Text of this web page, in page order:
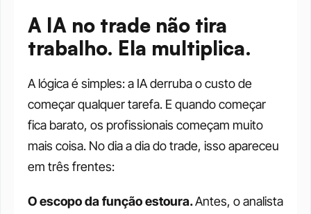
A IA no trade não tira
trabalho. Ela multiplica.
A lógica é simples: a IA derruba o custo de
começar qualquer tarefa. E quando começar
fica barato, os profissionais começam muito
mais coisa. No dia a dia do trade, isso apareceu
em três frentes:
O escopo da função estoura. Antes, o analista